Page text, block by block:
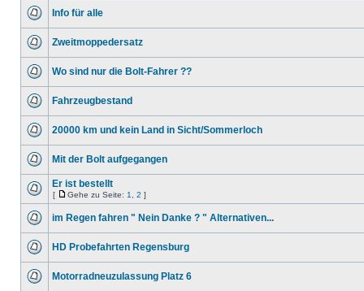
Info für alle
Zweitmoppedersatz
Wo sind nur die Bolt-Fahrer ??
Fahrzeugbestand
20000 km und kein Land in Sicht/Sommerloch
Mit der Bolt aufgegangen
Er ist bestellt
[ Gehe zu Seite: 1 2 ]
im Regen fahren " Nein Danke ? " Alternativen...
HD Probefahrten Regensburg
Motorradneuzulassung Platz 6